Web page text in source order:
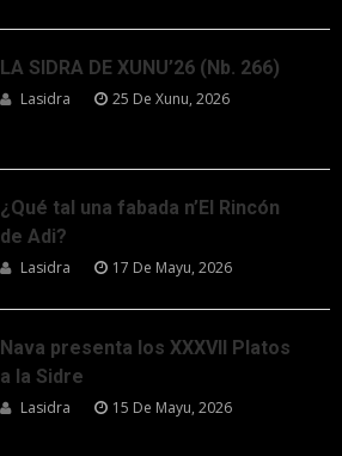
LA SIDRA DE XUNU’26 (Nb. 266)
Lasidra 25 De Xunu, 2026
¿Qué tal una fabada n’El Rincón
de Adi?
Lasidra 17 De Mayu, 2026
Nava presenta los XXXVII Platos
a la Sidre
Lasidra 15 De Mayu, 2026